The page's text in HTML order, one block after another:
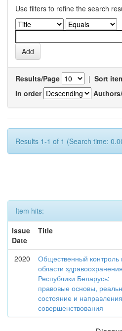
Use filters to refine the search
Results/Page | Sort
In order
Results 1-1 of 1 (Search time:
Item hits:
Issue
Date
Title
2020
Общественный контроль
области здравоохранения
Республики Беларусь:
правовые основы,
состояние и направления
совершенствования